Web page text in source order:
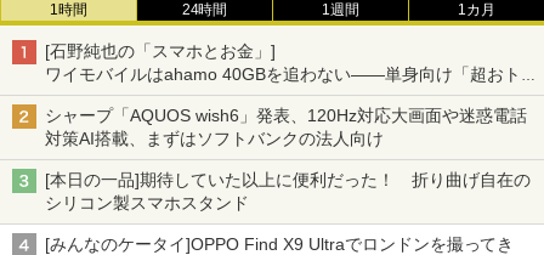
1時間 24時間 1週間 1カ月
[石野純也の「スマホとお金」]
ワイモバイルはahamo 40GBを追わない――単身向け「超おトク
割」の安さと1年限定の注意点
シャープ「AQUOS wish6」発表、120Hz対応大画面や迷惑電話
対策AI搭載、まずはソフトバンクの法人向け
[本日の一品]期待していた以上に便利だった！ 折り曲げ自在の
シリコン製スマホスタンド
[みんなのケータイ]OPPO Find X9 Ultraでロンドンを撮ってき